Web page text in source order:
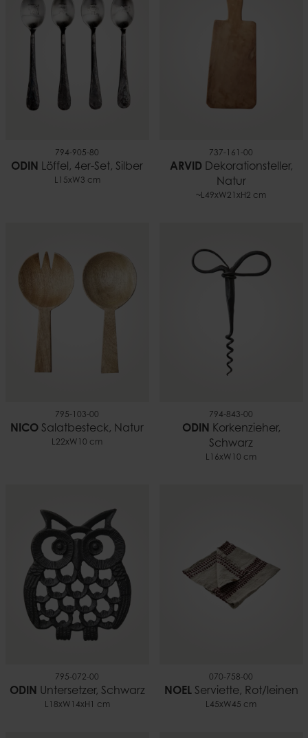
794-905-80
ODIN Löffel, 4er-Set, Silber
L15xW3 cm
737-161-00
ARVID Dekorationsteller,
Natur
~L49xW21xH2 cm
795-103-00
NICO Salatbesteck, Natur
L22xW10 cm
794-843-00
ODIN Korkenzieher,
Schwarz
L16xW10 cm
795-072-00
ODIN Untersetzer, Schwarz
L18xW14xH1 cm
070-758-00
NOELServiette, Rot/leinen
L45xW45 cm